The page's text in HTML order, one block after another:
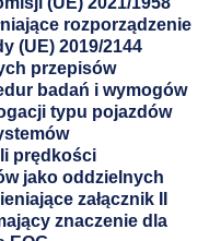
rozporządzenie
(UE) 2019/2144
przepisów
badań i wymogów
typu pojazdów
prędkości
jako oddzielnych
załącznik II
znaczenie dla